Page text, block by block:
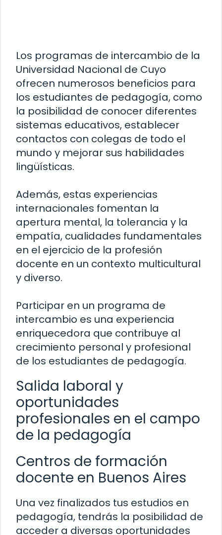
Los programas de intercambio de la
Universidad Nacional de Cuyo
ofrecen numerosos beneficios para
los estudiantes de pedagogía, como
la posibilidad de conocer diferentes
sistemas educativos, establecer
contactos con colegas de todo el
mundo y mejorar sus habilidades
lingüísticas.
Además, estas experiencias
internacionales fomentan la
apertura mental, la tolerancia y la
empatía, cualidades fundamentales
en el ejercicio de la profesión
docente en un contexto multicultural
y diverso.
Participar en un programa de
intercambio es una experiencia
enriquecedora que contribuye al
crecimiento personal y profesional
de los estudiantes de pedagogía.
Salida laboral y
oportunidades
profesionales en el campo
de la pedagogía
Centros de formación
docente en Buenos Aires
Una vez finalizados tus estudios en
pedagogía, tendrás la posibilidad de
acceder a diversas oportunidades